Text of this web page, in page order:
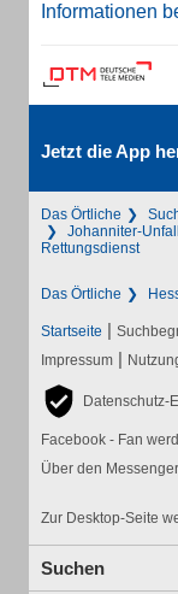
Informationen
Jetzt die App
Das Örtliche
Johanniter-
Rettungsdienst
Das Örtliche
Startseite |
Impressum |
Datenschutz-
Facebook - Fan
Über den
Zur Desktop-Seite
Suchen